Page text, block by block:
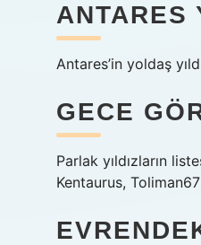
ANTARES
Antares’in yoldaş
GECE
Parlak yıldızların
Kentaurus,